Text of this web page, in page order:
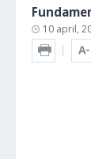
10 april,